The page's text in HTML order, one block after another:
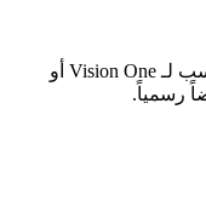
نقترح نموذج الترخيص والحجم المناسب لـ Vision One أو